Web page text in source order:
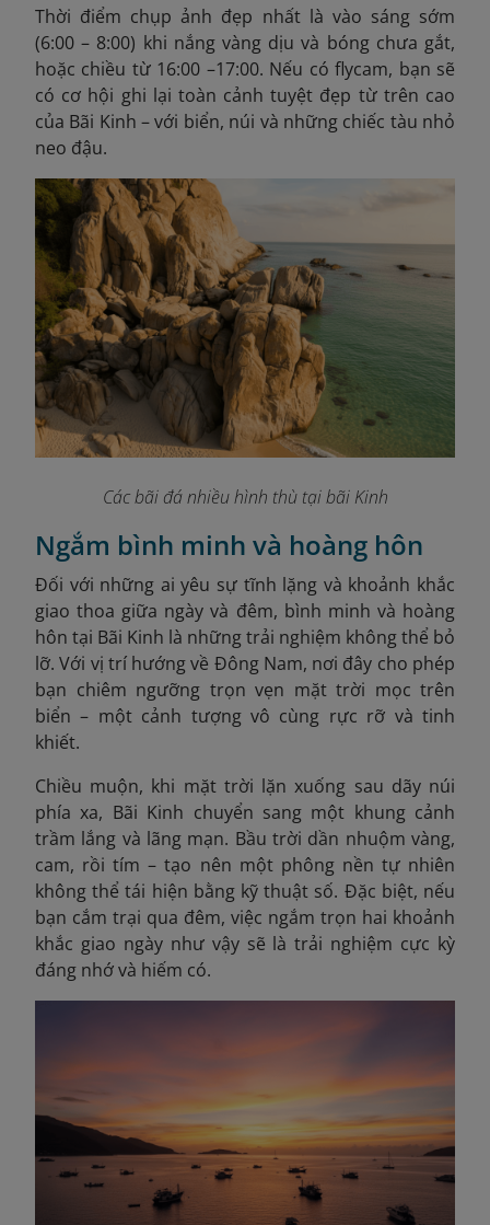
Thời điểm chụp ảnh đẹp nhất là vào sáng sớm
(6:00 – 8:00) khi nắng vàng dịu và bóng chưa gắt,
hoặc chiều từ 16:00 –17:00. Nếu có flycam, bạn sẽ
có cơ hội ghi lại toàn cảnh tuyệt đẹp từ trên cao
của Bãi Kinh – với biển, núi và những chiếc tàu nhỏ
neo đậu.
Các bãi đá nhiều hình thù tại bãi Kinh
Ngắm bình minh và hoàng hôn
Đối với những ai yêu sự tĩnh lặng và khoảnh khắc
giao thoa giữa ngày và đêm, bình minh và hoàng
hôn tại Bãi Kinh là những trải nghiệm không thể bỏ
lỡ. Với vị trí hướng về Đông Nam, nơi đây cho phép
bạn chiêm ngưỡng trọn vẹn mặt trời mọc trên
biển – một cảnh tượng vô cùng rực rỡ và tinh
khiết.
Chiều muộn, khi mặt trời lặn xuống sau dãy núi
phía xa, Bãi Kinh chuyển sang một khung cảnh
trầm lắng và lãng mạn. Bầu trời dần nhuộm vàng,
cam, rồi tím – tạo nên một phông nền tự nhiên
không thể tái hiện bằng kỹ thuật số. Đặc biệt, nếu
bạn cắm trại qua đêm, việc ngắm trọn hai khoảnh
khắc giao ngày như vậy sẽ là trải nghiệm cực kỳ
đáng nhớ và hiếm có.